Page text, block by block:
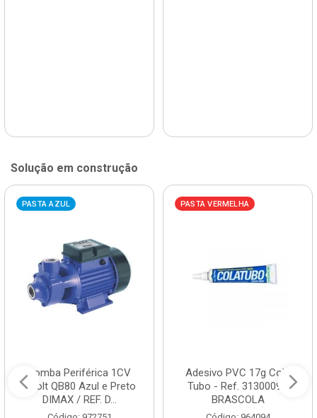
Solução em construção
PASTA AZUL
Bomba Periférica 1CV
Bivolt QB80 Azul e Preto
DIMAX / REF. D...
PASTA VERMELHA
Adesivo PVC 17g Cola
Tubo - Ref. 3130009 -
BRASCOLA